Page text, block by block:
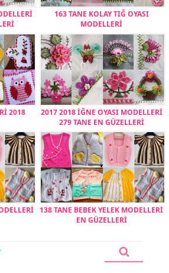
163 TANE KOLAY TIĞ OYASI
MODELLERİ
2018
2017 2018 İĞNE OYASI MODELLERİ
279 TANE EN GÜZELLERİ
138 TANE BEBEK YELEK MODELLERİ
EN GÜZELLERİ